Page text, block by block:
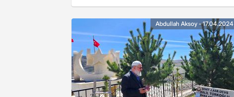
Abdullah Aksoy - 17.04.2024